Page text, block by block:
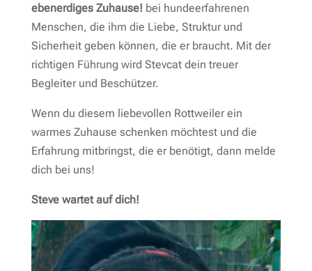
ebenerdiges Zuhause! bei hundeerfahrenen
Menschen, die ihm die Liebe, Struktur und
Sicherheit geben können, die er braucht. Mit der
richtigen Führung wird Stevcat dein treuer
Begleiter und Beschützer.
Wenn du diesem liebevollen Rottweiler ein
warmes Zuhause schenken möchtest und die
Erfahrung mitbringst, die er benötigt, dann melde
dich bei uns!
Steve wartet auf dich!